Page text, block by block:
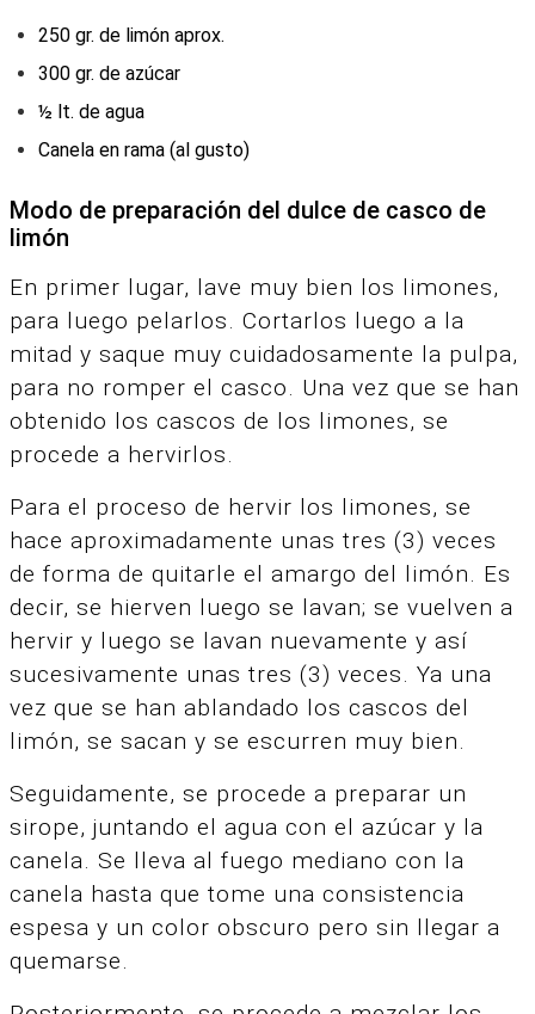
250 gr. de limón aprox.
300 gr. de azúcar
½ lt. de agua
Canela en rama (al gusto)
Modo de preparación del dulce de casco de
limón
En primer lugar, lave muy bien los limones,
para luego pelarlos. Cortarlos luego a la
mitad y saque muy cuidadosamente la pulpa,
para no romper el casco. Una vez que se han
obtenido los cascos de los limones, se
procede a hervirlos.
Para el proceso de hervir los limones, se
hace aproximadamente unas tres (3) veces
de forma de quitarle el amargo del limón. Es
decir, se hierven luego se lavan; se vuelven a
hervir y luego se lavan nuevamente y así
sucesivamente unas tres (3) veces. Ya una
vez que se han ablandado los cascos del
limón, se sacan y se escurren muy bien.
Seguidamente, se procede a preparar un
sirope, juntando el agua con el azúcar y la
canela. Se lleva al fuego mediano con la
canela hasta que tome una consistencia
espesa y un color obscuro pero sin llegar a
quemarse.